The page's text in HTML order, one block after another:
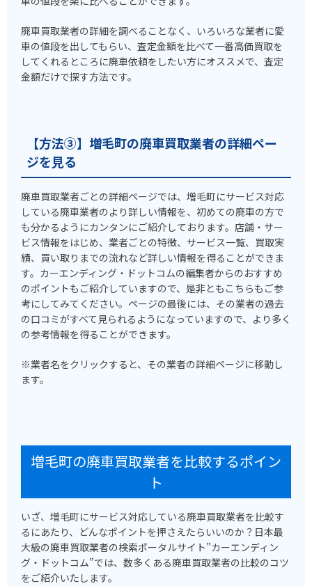
廃車買取業者の詳細を調べることなく、いろいろな業者に愛
車の値段を出してもらい、査定金額を比べて一番高価買取を
してくれるところに廃車依頼をしたい方にオススメで、査定
金額だけで探す方法です。
【方法③】増毛町の廃車買取業者の詳細ペー
ジを見る
廃車買取業者ごとの詳細ページでは、増毛町にサービス対応
している廃車業者のより詳しい情報を、初めての廃車の方で
も分かるようにカンタンにご紹介しております。店舗・サー
ビス情報をはじめ、業者ごとの特徴、サービス一覧、買取実
績、買い取りまでの流れなど詳しい情報を得ることができま
す。カーエンディング・ドットコムの編集者からのおすすめ
のポイントもご紹介していますので、是非ともこちらもご参
考にしてみてください。ページの最後には、その業者の過去
の口コミがすべて見られるようになっていますので、より多く
の参考情報を得ることができます。
※業者名をクリックすると、その業者の詳細ページに移動し
ます。
増毛町の廃車買取業者を比較するポイン
ト
いざ、増毛町にサービス対応している廃車買取業者を比較す
るにあたり、どんなポイントを押さえたらいいのか？日本最
大級の廃車買取業者の検索ポータルサイト”カーエンディン
グ・ドットコム”では、数多くある廃車買取業者の比較のコツ
をご紹介いたします。